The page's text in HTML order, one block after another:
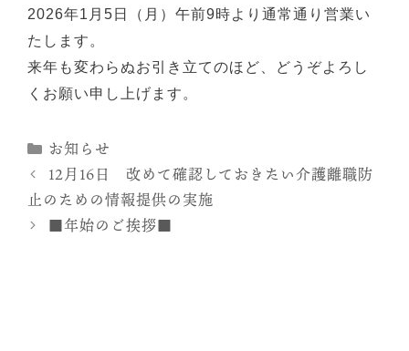
2026年1月5日（月）午前9時より通常通り営業い
たします。
来年も変わらぬお引き立てのほど、どうぞよろし
くお願い申し上げます。
カ
テ
リ
ー
お知らせ
12月16日 改めて確認しておきたい介護離職防
止のための情報提供の実施
■年始のご挨拶■